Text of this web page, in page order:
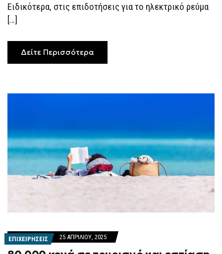
Ειδικότερα, στις επιδοτήσεις για το ηλεκτρικό ρεύμα
[…]
Δείτε Περισσότερα
ΕΠΙΧΕΙΡΗΣΕΙΣ 25 ΑΠΡΙΛΊΟΥ, 2025